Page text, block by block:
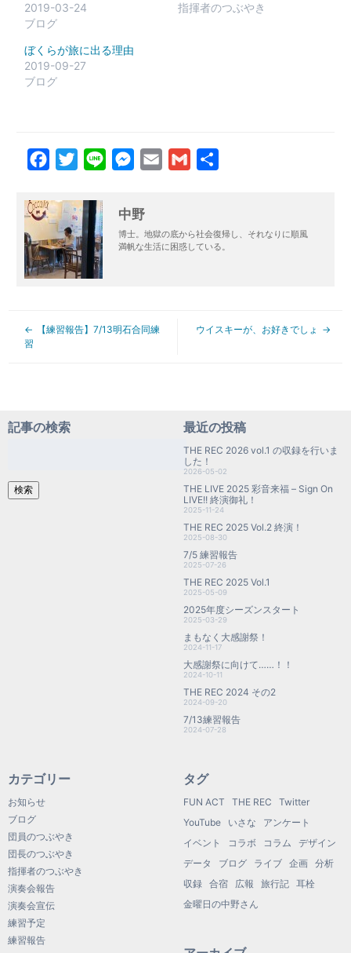
2019-03-24
ブログ
指揮者のつぶやき
ぼくらが旅に出る理由
2019-09-27
ブログ
FacebookTwitterLine Messenger
Email Gmail
中野
博士。地獄の底から社会復帰し、それなりに順風
満帆な生活に困惑している。
【練習報告】7/13明石合同練
習
ウイスキーが、お好きでしょ
記事の検索
検索
最近の投稿
THE REC 2026 vol.1 の収録を行いま
した！
2026-05-02
THE LIVE 2025 彩音来福 – Sign On
LIVE!! 終演御礼！
2025-11-24
THE REC 2025 Vol.2 終演！
2025-08-30
7/5 練習報告
2025-07-26
THE REC 2025 Vol.1
2025-05-09
2025年度シーズンスタート
2025-03-29
まもなく大感謝祭！
2024-11-17
大感謝祭に向けて……！！
2024-10-11
THE REC 2024 その2
2024-09-20
7/13練習報告
2024-07-28
カテゴリー
お知らせ
ブログ
団員のつぶやき
団長のつぶやき
指揮者のつぶやき
演奏会報告
演奏会宣伝
練習予定
練習報告
タグ
FUN ACT THE REC
Twitter
YouTube
いさな
アンケート
イベント
コラボ コラム
デザイン
データ
ブログ ライブ 企画
分析
収録
合宿 広報 旅行記
耳栓
金曜日の中野さん